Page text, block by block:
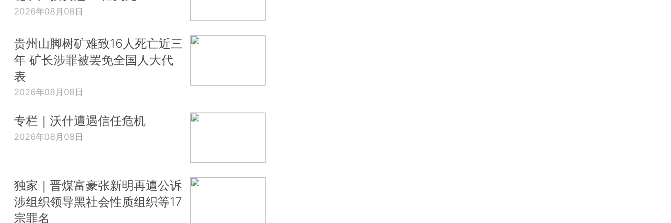
2026年08月08日
贵州山脚树矿难致16人死亡近三
年 矿长涉罪被罢免全国人大代
表
2026年08月08日
专栏｜沃什遭遇信任危机
2026年08月08日
独家｜晋煤富豪张新明再遭公诉
涉组织领导黑社会性质组织等17
宗罪名